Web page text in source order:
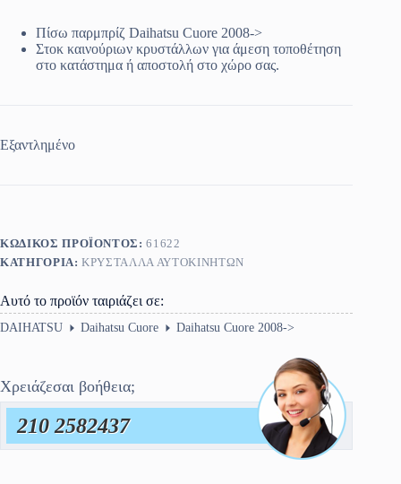
Πίσω παρμπρίζ Daihatsu Cuore 2008->
Στοκ καινούριων κρυστάλλων για άμεση τοποθέτηση
στο κατάστημα ή αποστολή στο χώρο σας.
Εξαντλημένο
ΚΩΔΙΚΌΣ ΠΡΟΪΌΝΤΟΣ:61622
ΚΑΤΗΓΟΡΊΑ:ΚΡΎΣΤΑΛΛΑ ΑΥΤΟΚΙΝΉΤΩΝ
Αυτό το προϊόν ταιριάζει σε:
DAIHATSU Daihatsu Cuore Daihatsu Cuore 2008->
Χρειάζεσαι βοήθεια;
210 2582437